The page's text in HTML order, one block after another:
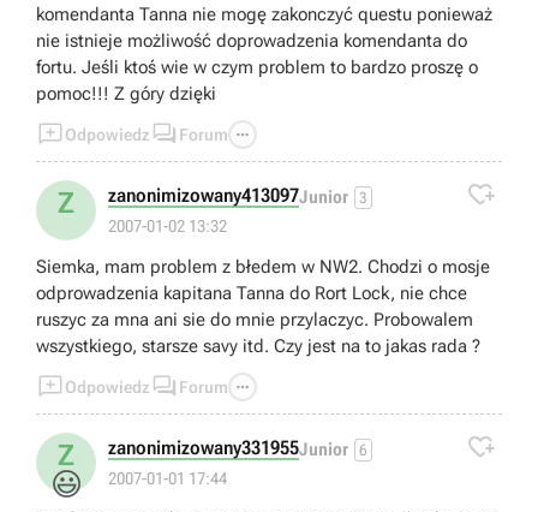
komendanta Tanna nie mogę zakonczyć questu ponieważ
nie istnieje możliwość doprowadzenia komendanta do
fortu. Jeśli ktoś wie w czym problem to bardzo proszę o
pomoc!!! Z góry dzięki
Odpowiedz  Forum 
Z zanonimizowany413097Junior 3
2007-01-02 13:32

Siemka, mam problem z błedem w NW2. Chodzi o mosje
odprowadzenia kapitana Tanna do Rort Lock, nie chce
ruszyc za mna ani sie do mnie przylaczyc. Probowalem
wszystkiego, starsze savy itd. Czy jest na to jakas rada ?
Odpowiedz  Forum 
Z
😃
zanonimizowany331955Junior 6
2007-01-01 17:44
